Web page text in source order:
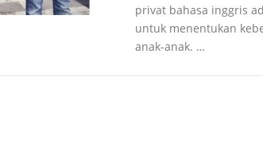
privat bahasa inggris
untuk menentukan
anak-anak. …